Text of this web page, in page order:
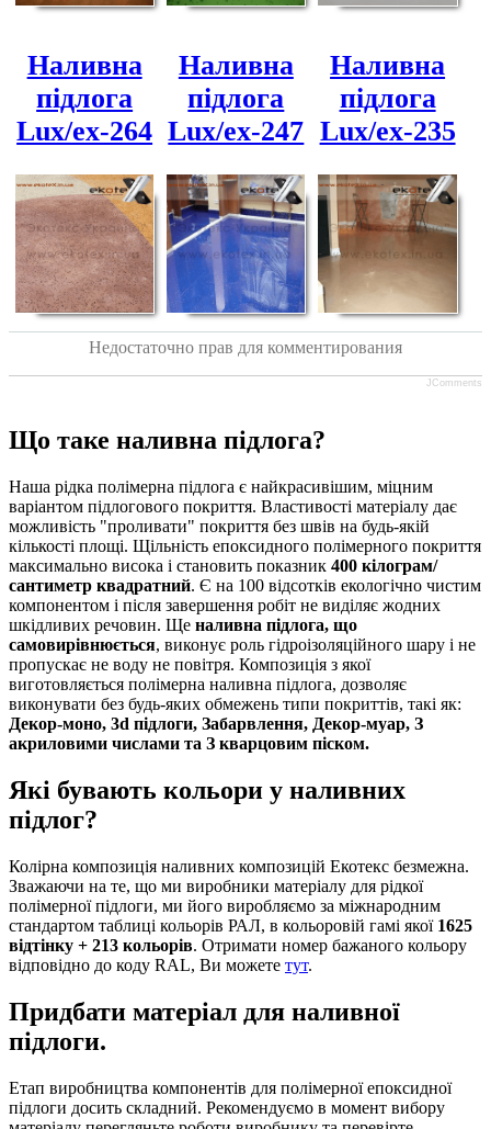
Наливна
підлога
Lux/ex-264
Наливна
підлога
Lux/ex-247
Наливна
підлога
Lux/ex-235
Недостаточно прав для комментирования
JComments
Що таке наливна підлога?
Наша рідка полімерна підлога є найкрасивішим, міцним
варіантом підлогового покриття. Властивості матеріалу дає
можливість "проливати" покриття без швів на будь-якій
кількості площі. Щільність епоксидного полімерного покриття
максимально висока і становить показник 400 кілограм/
сантиметр квадратний. Є на 100 відсотків екологічно чистим
компонентом і після завершення робіт не виділяє жодних
шкідливих речовин. Ще наливна підлога, що
самовирівнюється, виконує роль гідроізоляційного шару і не
пропускає не воду не повітря. Композиція з якої
виготовляється полімерна наливна підлога, дозволяє
виконувати без будь-яких обмежень типи покриттів, такі як:
Декор-моно, 3d підлоги, Забарвлення, Декор-муар, З
акриловими числами та З кварцовим піском.
Які бувають кольори у наливних
підлог?
Колірна композиція наливних композицій Екотекс безмежна.
Зважаючи на те, що ми виробники матеріалу для рідкої
полімерної підлоги, ми його виробляємо за міжнародним
стандартом таблиці кольорів РАЛ, в кольоровій гамі якої 1625
відтінку + 213 кольорів. Отримати номер бажаного кольору
відповідно до коду RAL, Ви можете тут.
Придбати матеріал для наливної
підлоги.
Етап виробництва компонентів для полімерної епоксидної
підлоги досить складний. Рекомендуємо в момент вибору